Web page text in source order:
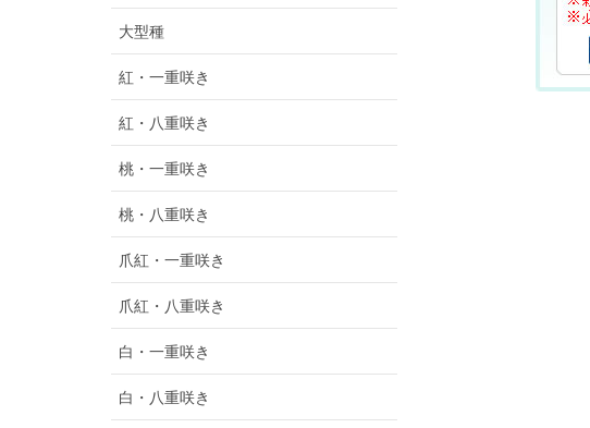
大型種
紅・一重咲き
紅・八重咲き
桃・一重咲き
桃・八重咲き
爪紅・一重咲き
爪紅・八重咲き
白・一重咲き
白・八重咲き